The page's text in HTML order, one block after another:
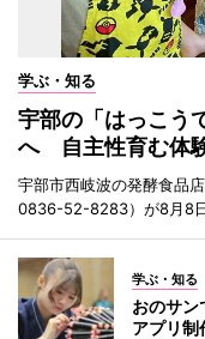
学ぶ・知る
宇部の「はっこう
へ 自主性育む体
宇部市西岐波の発酵食品
0836-52-8283）が8月8日
学ぶ・知る
おのサン
アプリ制